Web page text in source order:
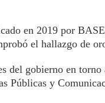
en 2019 por
el hallazgo de
del gobierno en
Públicas y